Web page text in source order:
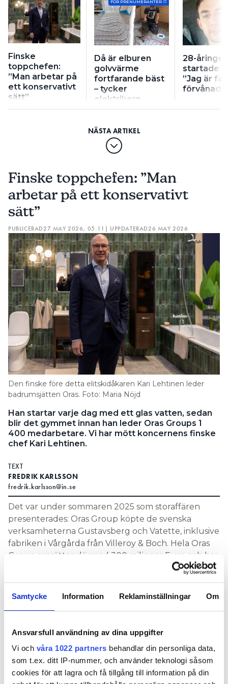
Samtycke Information Reklaminställningar Om
Ansvarsfull användning av dina uppgifter
Vi och våra 1022 partners behandlar din personliga data,
som t.ex. ditt IP-nummer, och använder teknologi såsom
cookies för att lagra och få tillgång till information på din
Finske
toppchefen:
”Man arbetar på
ett konservativt
sätt”
FÖR PRENUMERANTER
Då är elburen
golvvärme
fortfarande bäst
– tycker
elektrikern
28-åringen
startade
”Jag är
förvånad”
Finske toppchefen: ”Man
arbetar på ett konservativt
sätt”
PUBLICERAD27 MAY 2026, 05:11 | UPPDATERAD26 MAY 2026
Den finske före detta elitskidåkaren Kari Lehtinen leder
badrumsjätten Oras. Foto: Maria Nöjd
Han startar varje dag med ett glas vatten, sedan
blir det gymmet innan han leder Oras Groups 1
400 medarbetare. Vi har mött koncernens finske
chef Kari Lehtinen.
TEXT
FREDRIK KARLSSON
fredrik.karlsson@in.se
Det var under sommaren 2025 som storaffären
presenterades: Oras Group köpte de svenska
verksamheterna Gustavsberg och Vatette, inklusive
fabriken i Vårgårda från Villeroy & Boch. Hela Oras
Group omsätter därmed 300 miljoner Euro och har
sanitetslösningar i Norden, slår Kari Lehtinen fast
när vi möts för en intervju under Nordbygg, mässan
möter besökarna.
– Våra tre varumärken kompletterar varandra
väldigt bra, vi kan möta både proffs och
konsumenter med spetskompetens inom olika